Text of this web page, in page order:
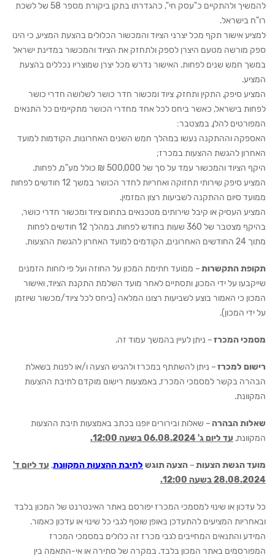
להמשיך ולהתקיים כ"עסק חי", כהגדרתו בתקן ביקורת מספר 58 של לשכת
רו"ח בישראל.
למציע אישור תקף מכל יצרני הציוד והמכשור הכלולים בהצעת המציע, כי הינו
ספק מורשה מטעם היצרן לספק ולתחזק את הציוד והמכשור במדינת ישראל
במשך חמש שנים לפחות. האישור נדרש מכל יצרן שמוצריו נכללים בהצעת
המציע.
המציע סיפק, התקין ותחזק, ציוד ומכשור חדר כושר לשלושה חדרי כושר
לפחות בישראל, כאשר ביחס לכל אחד מחדרי הכושר מתקיימים כל התנאים
המפורטים להלן, במצטבר:
האספקה וההתקנה נעשו במהלך חמש השנים האחרונות, הקודמות למועד
האחרון להגשת ההצעות במכרז;
היקף הציוד והמכשור עמד על סך של 500,000 ₪ כולל מע"מ, לפחות.
המציע סיפק שירותי תחזוקה ואחריות לחדר הכושר במשך 12 חודשים לפחות
ממועד סיום ההתקנה לשביעות רצון המזמין.
המציע העסיק או קיבל שירותים מטכנאים בתחום ציוד ומכשור חדרי כושר,
בהיקף מצטבר של 360 שעות בחודש לפחות, במהלך 12 חודשים לפחות
מתוך 24 החודשים האחרונים, הקודמים למועד האחרון להגשת ההצעות.
תקופת התקשרות– ממועד חתימת המכון על החוזה ועל פי לוחות הזמנים
שייקבעו על ידי המכון, ותסתיים לאחר מועד השלמת התקנת הציוד, ואישור
המכון כי האמור בוצע לשביעות רצונו המלאה (ביחס לכל ציוד/מכשור שיוזמן
על ידי המכון).
מסמכי המכרז– ניתן לעיין בהמשך עמוד זה.
רישום למכרז– ניתן להשתתף במכרז ולהגיש הצעה ו/או לפנות בשאלת
הבהרה בקשר למסמכי המכרז, באמצעות רישום מוקדם לתיבת ההצעות
המקוונת.
שאלות הבהרה– שאלות ובירורים יופנו בכתב באמצעות תיבת ההצעות
המקוונת, עד ליום ג' 06.08.2024 בשעה 12:00.
מועד הגשת הצעות– הצעה תוגש לתיבת ההצעות המקוונת, עד ליום ד'
28.08.2024 בשעה 12:00.
כל עדכון או שינוי למסמכי המכרז יפורסם באתר האינטרנט של המכון בלבד
ובאחריות המציעים להתעדכן באופן שוטף לגבי כל שינוי או עדכון כאמור.
המידע והתנאים המחייבים לגבי מכרז זה כלולים במסמכי המכרז
המפורסמים באתר המכון בלבד. במקרה של סתירה או אי-התאמה בין